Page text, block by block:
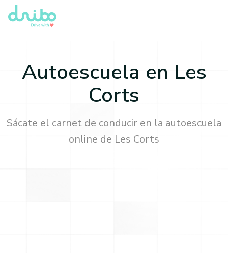
Autoescuela en Les
Corts
Sácate el carnet de conducir en la autoescuela
online de Les Corts